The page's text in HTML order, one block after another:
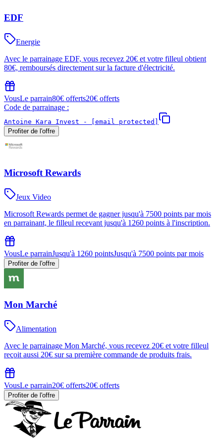
EDF
Energie
Avec le parrainage EDF, vous recevez 20€ et votre filleul obtient
80€, remboursés directement sur la facture d'électricité.
VousLe parrain80€ offerts20€ offerts
Code de parrainage :
Antoine Kara Invest -
[email protected]
Profiter de l'offre
Microsoft Rewards
Jeux Video
Microsoft Rewards permet de gagner jusqu'à 7500 points par mois
en parrainant, le filleul recevant jusqu'à 1260 points à l'inscription.
VousLe parrainJusqu'à 1260 pointsJusqu'à 7500 points par mois
Profiter de l'offre
Mon Marché
Alimentation
Avec le parrainage Mon Marché, vous recevez 20€ et votre filleul
reçoit aussi 20€ sur sa première commande de produits frais.
VousLe parrain20€ offerts20€ offerts
Profiter de l'offre